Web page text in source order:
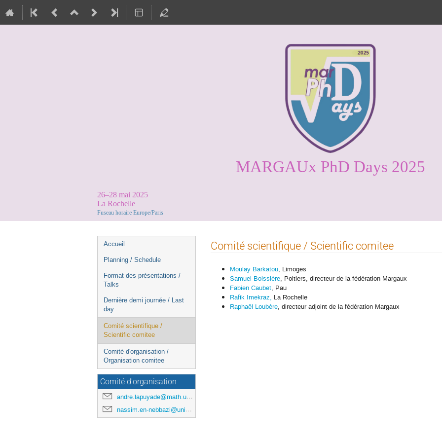
MARGAUx PhD Days 2025
26–28 mai 2025
La Rochelle
Fuseau horaire Europe/Paris
Menu
de
Accueil
Planning / Schedule
Format des présentations /
Talks
Dernière demi journée / Last
day
Comité scientifique /
Scientific comitee
Comité d'organisation /
Organisation comitee
Comité d'organisation
andre.lapuyade@math.univ-poitiers.fr
nassim.en-nebbazi@univ-pau.fr
Comité scientifique / Scientific comitee
Moulay Barkatou, Limoges
Samuel Boissière, Poitiers, directeur de la fédération Margaux
Fabien Caubet, Pau
Rafik Imekraz, La Rochelle
Raphaël Loubère, directeur adjoint de la fédération Margaux